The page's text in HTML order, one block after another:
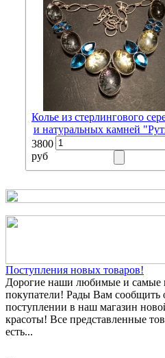
Колье из стерлингового
и натуральных камней
3800
руб
Поступления новых товаров!
Дорогие наши любимые и самые
покупатели! Рады Вам сообщить
поступлении в наш магазин
красоты! Все представленные
есть...